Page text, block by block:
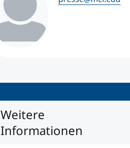
Weitere
Informationen